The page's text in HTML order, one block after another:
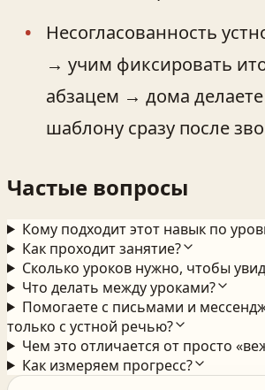
Несогласованность
→ учим фиксировать
абзацем → дома
шаблону сразу после
Частые вопросы
Кому подходит этот навык по
Как проходит занятие?
Сколько уроков нужно, чтобы
Что делать между уроками?
Помогаете с письмами и
только с устной речью?
Чем это отличается от просто
Как измеряем прогресс?